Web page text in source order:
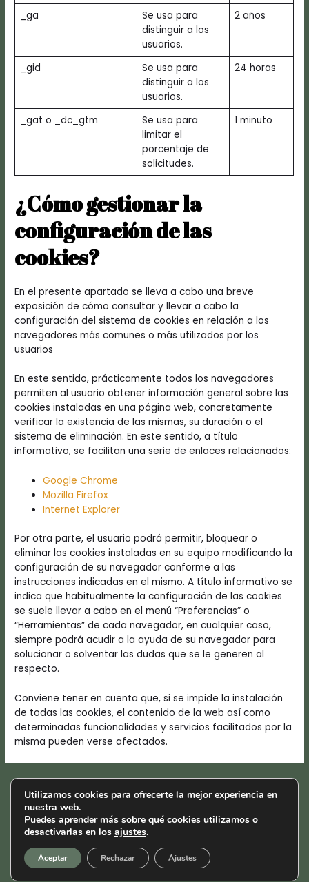
_ga
Se usa para
distinguir a los
usuarios.
2 años
_gid
Se usa para
distinguir a los
usuarios.
24 horas
_gat o _dc_gtm
Se usa para
limitar el
porcentaje de
solicitudes.
1 minuto
¿Cómo gestionar la
configuración de las
cookies?
En el presente apartado se lleva a cabo una breve
exposición de cómo consultar y llevar a cabo la
configuración del sistema de cookies en relación a los
navegadores más comunes o más utilizados por los
usuarios
En este sentido, prácticamente todos los navegadores
permiten al usuario obtener información general sobre las
cookies instaladas en una página web, concretamente
verificar la existencia de las mismas, su duración o el
sistema de eliminación. En este sentido, a título
informativo, se facilitan una serie de enlaces relacionados:
Google Chrome
Mozilla Firefox
Internet Explorer
Por otra parte, el usuario podrá permitir, bloquear o
eliminar las cookies instaladas en su equipo modificando la
configuración de su navegador conforme a las
instrucciones indicadas en el mismo. A título informativo se
indica que habitualmente la configuración de las cookies
se suele llevar a cabo en el menú “Preferencias” o
“Herramientas” de cada navegador, en cualquier caso,
siempre podrá acudir a la ayuda de su navegador para
solucionar o solventar las dudas que se le generen al
respecto.
Conviene tener en cuenta que, si se impide la instalación
de todas las cookies, el contenido de la web así como
determinadas funcionalidades y servicios facilitados por la
misma pueden verse afectados.
Política de privacidad
Política de cookies
Utilizamos cookies para ofrecerte la mejor experiencia en
nuestra web.
Puedes aprender más sobre qué cookies utilizamos o
desactivarlas en los ajustes.
Aceptar Rechazar Ajustes